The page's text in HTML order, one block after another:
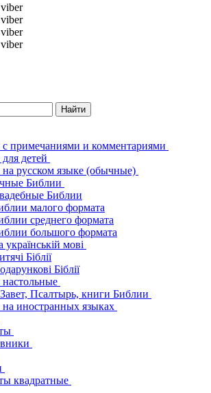
примечаниями и комментариями
детей
русском языке (обычные)
Библии
Библии
малого формата
среднего формата
большого формата
українській мові
Біблії
Біблії
Псалтырь, книги Библии
иностранных языках
квадратные